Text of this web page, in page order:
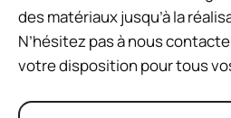
des matériaux jusqu’à la
N’hésitez pas à nous
votre disposition pour tous